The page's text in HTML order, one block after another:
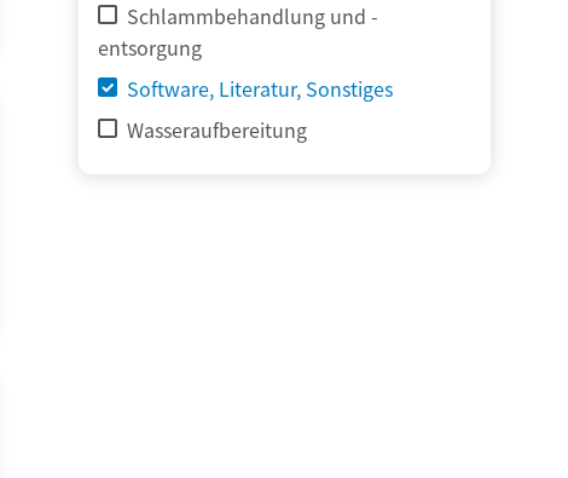
Schlammbehandlung und -
entsorgung
Software, Literatur, Sonstiges
Wasseraufbereitung